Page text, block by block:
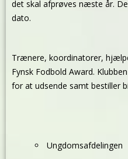
det skal afprøves næste år.
dato.
Trænere, koordinatorer,
Fynsk Fodbold Award.
for at udsende samt bestiller
Ungdomsafdelingen